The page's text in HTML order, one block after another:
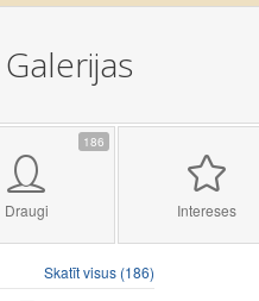
Galerijas
186
Draugi Intereses
Skatīt visus (186)